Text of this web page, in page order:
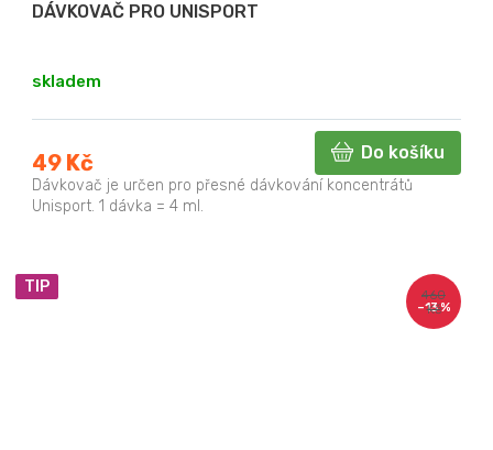
DÁVKOVAČ PRO UNISPORT
skladem
49 Kč Do košíku
Dávkovač je určen pro přesné dávkování koncentrátů
Unisport. 1 dávka = 4 ml.
TIP
460
Kč
–13 %